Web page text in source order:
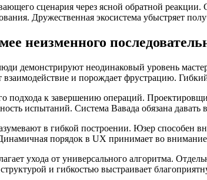
сценария через ясной обратной реакции.
Дружественная экосистема убыстряет
неизменного
демонстрируют неодинаковый уровень
и порождает фрустрацию.
подхода к завершению операций.
испытаний. Система Вавада обязана давать
в гибкой построении. Юзер
порядок в UX принимает во
ухода от универсального алгоритма.
и гибкостью выстраивает